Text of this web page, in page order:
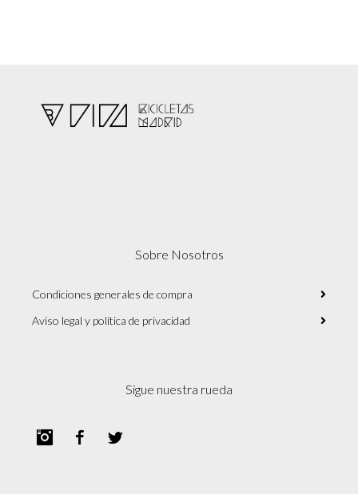
Sobre Nosotros
Condiciones generales de compra
Aviso legal y política de privacidad
Sigue nuestra rueda
InstagramFacebook